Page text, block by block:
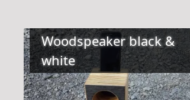
Woodspeaker black &
white